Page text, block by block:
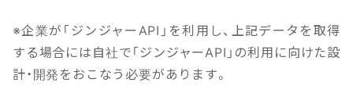
※企業が「ジンジャーAPI」を利用し、上記データを取得
する場合には自社で「ジンジャーAPI」の利用に向けた設
計・開発をおこなう必要があります。